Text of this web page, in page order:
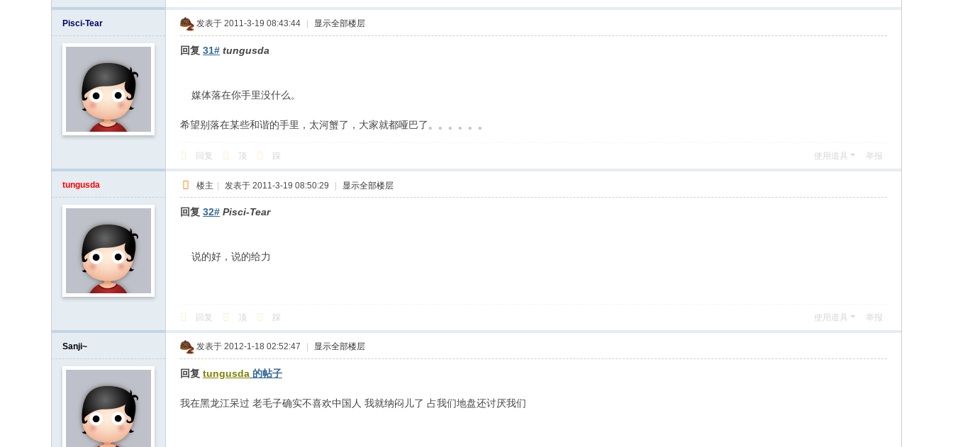
Pisci-Tear 发表于 2011-3-19 08:43:44 显示全部楼层
回复 31# tungusda
媒体落在你手里没什么。
希望别落在某些和谐的手里，太河蟹了，大家就都哑巴了。。。。。。
回复 顶 踩 使用道具 举报
tungusda 楼主 | 发表于 2011-3-19 08:50:29 | 显示全部楼层
回复 32# Pisci-Tear
说的好，说的给力
回复 顶 踩 使用道具 举报
Sanji~ 发表于 2012-1-18 02:52:47 显示全部楼层
回复 tungusda 的帖子
我在黑龙江呆过 老毛子确实不喜欢中国人 我就纳闷儿了 占我们地盘还讨厌我们